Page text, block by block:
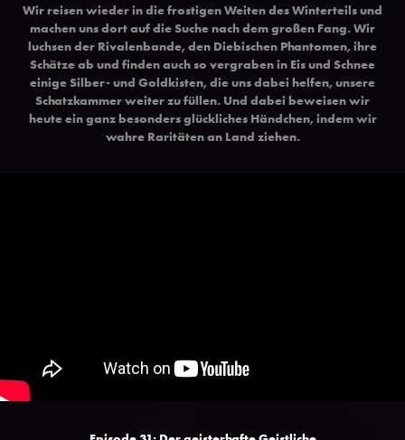
Wir reisen wieder in die frostigen Weiten des Winterteils und
machen uns dort auf die Suche nach dem großen Fang. Wir
luchsen der Rivalenbande, den Diebischen Phantomen, ihre
Schätze ab und finden auch so vergraben in Eis und Schnee
einige Silber- und Goldkisten, die uns dabei helfen, unsere
Schatzkammer weiter zu füllen. Und dabei beweisen wir
heute ein ganz besonders glückliches Händchen, indem wir
wahre Raritäten an Land ziehen.